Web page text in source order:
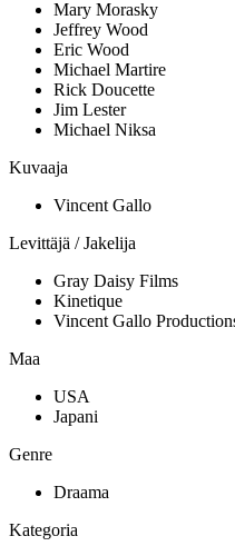
Mary Morasky
Jeffrey Wood
Eric Wood
Michael Martire
Rick Doucette
Jim Lester
Michael Niksa
Kuvaaja
Vincent Gallo
Levittäjä / Jakelija
Gray Daisy Films
Kinetique
Vincent Gallo
Maa
USA
Japani
Genre
Draama
Kategoria